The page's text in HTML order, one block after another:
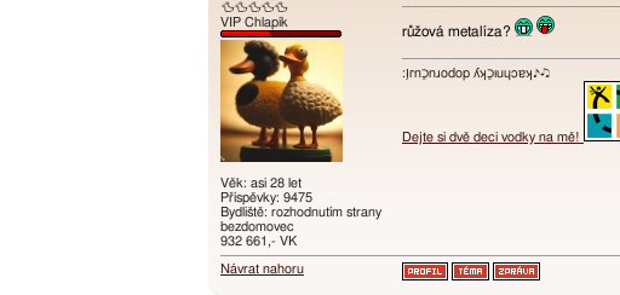
🦆🦆🦆🦆🦆
VIP Chlapík
Věk: asi 28 let
Příspěvky: 9475
Bydliště: rozhodnutím strany
bezdomovec
932 661,- VK
růžová metalíza?
:ו֥ɾnכַnɹodop ʎʞכַıuɥɔɐʞ♪♫
Dejte si dvě deci vodky na mě!
Návrat nahoru